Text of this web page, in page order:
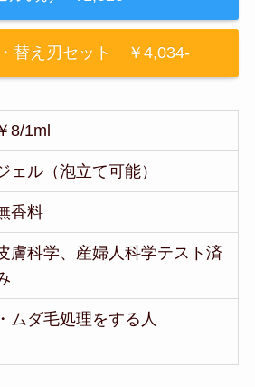
替え刃セット ￥4,034‐
8/1ml
ェル（泡立て可能）
香料
膚科学、産婦人科学テスト済
・ムダ毛処理をする人